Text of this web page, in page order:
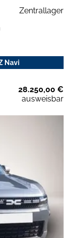
Zentrallager
Navi
28.250,00 €
ausweisbar